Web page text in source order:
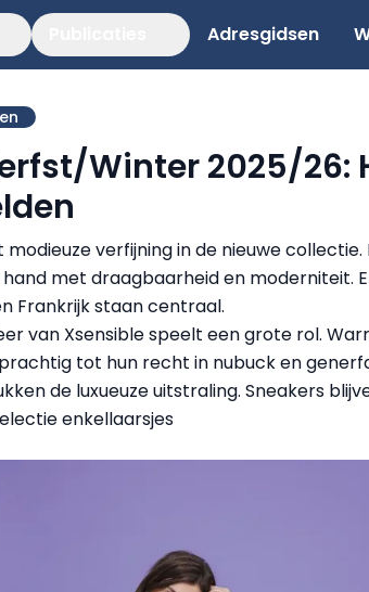
Adresgidsen
Winter 2025/26:
verfijning in de nieuwe collectie.
met draagbaarheid en moderniteit.
Frankrijk staan centraal.
van Xsensible speelt een grote rol.
tot hun recht in nubuck en
de luxueuze uitstraling. Sneakers
enkellaarsjes